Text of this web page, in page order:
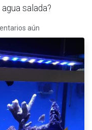
salada?
aún